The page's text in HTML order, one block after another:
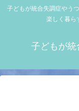
子どもが統合失調症やう
楽しく暮ら
子どもが統